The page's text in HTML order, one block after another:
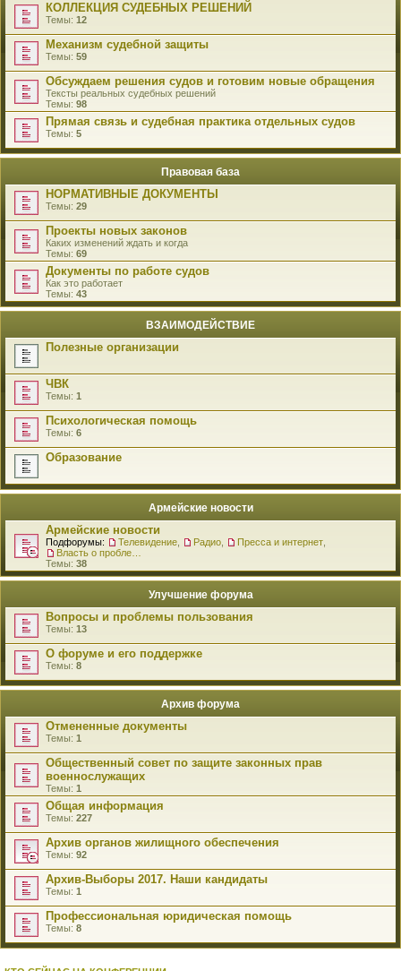
КОЛЛЕКЦИЯ СУДЕБНЫХ РЕШЕНИЙ
Темы: 12
Механизм судебной защиты
Темы: 59
Обсуждаем решения судов и готовим новые обращения
Тексты реальных судебных решений
Темы: 98
Прямая связь и судебная практика отдельных судов
Темы: 5
Правовая база
НОРМАТИВНЫЕ ДОКУМЕНТЫ
Темы: 29
Проекты новых законов
Каких изменений ждать и когда
Темы: 69
Документы по работе судов
Как это работает
Темы: 43
ВЗАИМОДЕЙСТВИЕ
Полезные организации
ЧВК
Темы: 1
Психологическая помощь
Темы: 6
Образование
Армейские новости
Армейские новости
Подфорумы: Телевидение Радио Пресса и интернет
Темы: 38
Улучшение форума
Вопросы и проблемы пользования
Темы: 13
О форуме и его поддержке
Темы: 8
Архив форума
Отмененные документы
Темы: 1
Общественный совет по защите законных прав
военнослужащих
Темы: 1
Общая информация
Темы: 227
Архив органов жилищного обеспечения
Темы: 92
Архив-Выборы 2017. Наши кандидаты
Темы: 1
Профессиональная юридическая помощь
Темы: 8